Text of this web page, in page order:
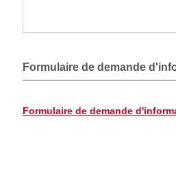
Formulaire de demande
Formulaire de demande